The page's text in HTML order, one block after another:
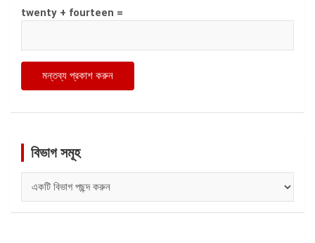
twenty + fourteen =
বিভাগ সমূহ
সমূহ